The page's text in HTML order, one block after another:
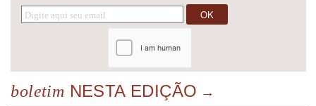
boletim NESTA EDIÇÃO